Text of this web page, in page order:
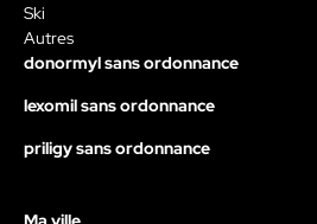
Ski
Autres
donormyl sans ordonnance
lexomil sans ordonnance
priligy sans ordonnance